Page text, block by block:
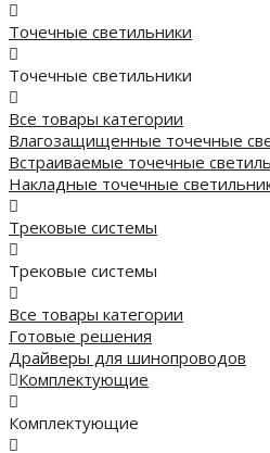
Точечные светильники
Точечные светильники
Все товары категории
Влагозащищенные точечные
Встраиваемые точечные
Накладные точечные
Трековые системы
Трековые системы
Все товары категории
Готовые решения
Драйверы для шинопроводов
Комплектующие
Комплектующие